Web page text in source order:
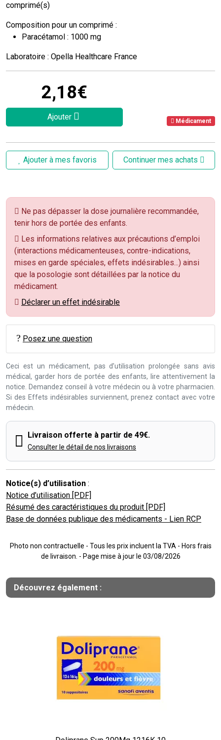
comprimé(s)
Composition pour un comprimé :
Paracétamol : 1000 mg
Laboratoire : Opella Healthcare France
2,18€
Ajouter Médicament
Ajouter à mes favoris Continuer mes achats
Ne pas dépasser la dose journalière recommandée,
tenir hors de portée des enfants.
Les informations relatives aux précautions d’emploi
(interactions médicamenteuses, contre-indications,
mises en garde spéciales, effets indésirables...) ainsi
que la posologie sont détaillées par la notice du
médicament.
Déclarer un effet indésirable
Posez une question
Ceci est un médicament, pas d’utilisation prolongée sans avis
médical, garder hors de portée des enfants, lire attentivement la
notice. Demandez conseil à votre médecin ou à votre pharmacien.
Si des Effets indésirables surviennent, prenez contact avec votre
médecin.
Livraison offerte à partir de 49€.
Consulter le détail de nos livraisons
Notice(s) d’utilisation :
Notice d’utilisation [PDF]
Résumé des caractéristiques du produit [PDF]
Base de données publique des médicaments - Lien RCP
Photo non contractuelle - Tous les prix incluent la TVA - Hors frais
de livraison. - Page mise à jour le 03/08/2026
Découvrez également :